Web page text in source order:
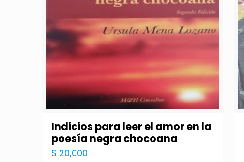
Indicios para leer el amor en la
poesía negra chocoana
$ 20,000